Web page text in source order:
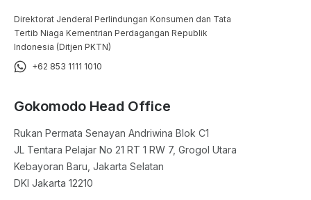
Direktorat Jenderal Perlindungan Konsumen dan Tata
Tertib Niaga Kementrian Perdagangan Republik
Indonesia (Ditjen PKTN)
+62 853 1111 1010
Gokomodo Head Office
Rukan Permata Senayan Andriwina Blok C1
JL Tentara Pelajar No 21 RT 1 RW 7, Grogol Utara
Kebayoran Baru, Jakarta Selatan
DKI Jakarta 12210